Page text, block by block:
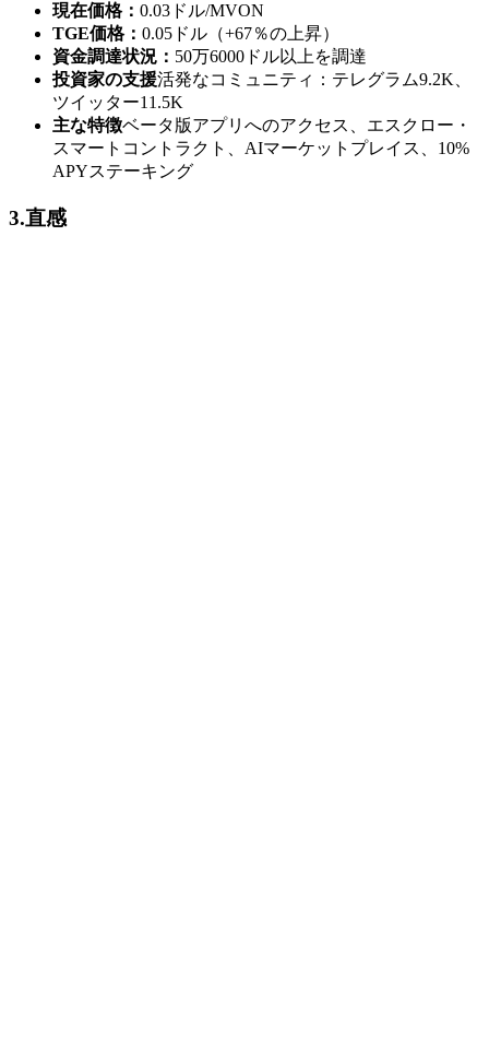
現在価格： 0.03ドル/MVON
TGE価格： 0.05ドル（+67％の上昇）
資金調達状況： 50万6000ドル以上を調達
投資家の支援活発なコミュニティ：テレグラム9.2K、
ツイッター11.5K
主な特徴ベータ版アプリへのアクセス、エスクロー・
スマートコントラクト、AIマーケットプレイス、10%
APYステーキング
3.直感